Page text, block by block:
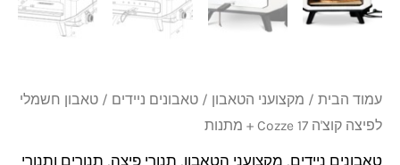
עמוד הבית / מקצועני הטאבון / טאבונים ניידים / טאבון חשמלי
לפיצה קוצ'ה 17 Cozze + מתנות
טאבונים ניידים, מקצועני הטאבון, תנורי פיצה, תנורים ותנורי